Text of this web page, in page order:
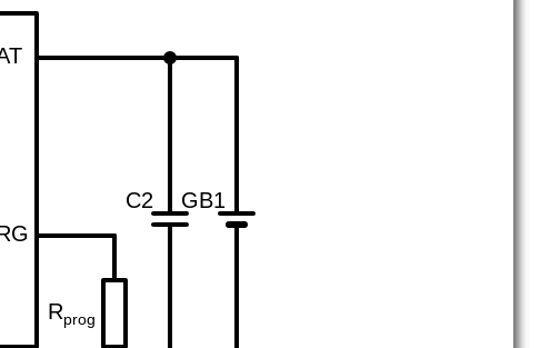
Rprog
C2 GB1